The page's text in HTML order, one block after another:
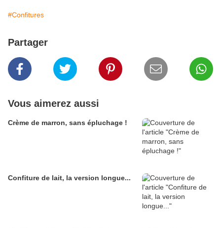
#Confitures
Partager
Vous aimerez aussi
Crème de marron, sans épluchage !
Confiture de lait, la version longue...